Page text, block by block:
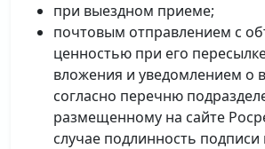
при выездном приеме;
почтовым отправлением с
ценностью при его
вложения и уведомлением о
согласно перечню
размещенному на сайте
случае подлинность подписи